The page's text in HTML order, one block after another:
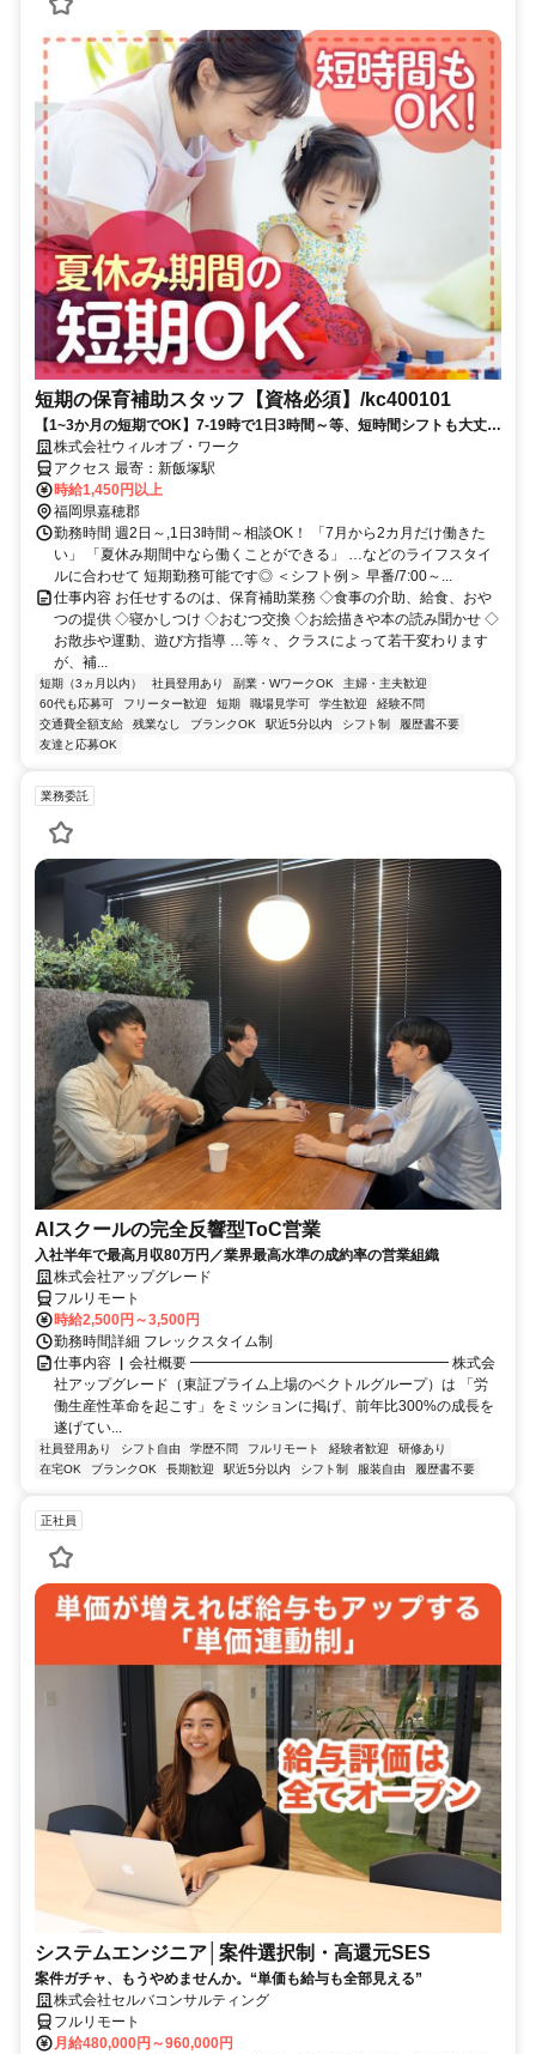
短期の保育補助スタッフ【資格必須】/kc400101
【1~3か月の短期でOK】7-19時で1日3時間～等、短時間シフトも大丈夫
です！【ライフスタイルに合わせて働こう♪】
株式会社ウィルオブ・ワーク
アクセス 最寄：新飯塚駅
時給1,450円以上
福岡県嘉穂郡
勤務時間 週2日～,1日3時間～相談OK！ 「7月から2カ月だけ働きた
い」 「夏休み期間中なら働くことができる」 …などのライフスタイ
ルに合わせて 短期勤務可能です◎ ＜シフト例＞ 早番/7:00～...
仕事内容 お任せするのは、保育補助業務 ◇食事の介助、給食、おや
つの提供 ◇寝かしつけ ◇おむつ交換 ◇お絵描きや本の読み聞かせ ◇
お散歩や運動、遊び方指導 …等々、クラスによって若干変わります
が、補...
短期（3ヵ月以内） 社員登用あり 副業・WワークOK
主婦・主夫歓迎
60代も応募可
フリーター歓迎 短期 職場見学可 学生歓迎
経験不問
交通費全額支給
残業なし ブランクOK 駅近5分以内 シフト制
履歴書不要
友達と応募OK
業務委託
AIスクールの完全反響型ToC営業
入社半年で最高月収80万円／業界最高水準の成約率の営業組織
株式会社アップグレード
フルリモート
時給2,500円～3,500円
勤務時間詳細 フレックスタイム制
仕事内容 ▏会社概要 ━━━━━━━━━━━━━━━━━━ 株式会
社アップグレード（東証プライム上場のベクトルグループ）は 「労
働生産性革命を起こす」をミッションに掲げ、前年比300%の成長を
遂げてい...
社員登用あり シフト自由 学歴不問 フルリモート 経験者歓迎
研修あり
在宅OK
ブランクOK 長期歓迎 駅近5分以内 シフト制 服装自由 履歴書不要
正社員
システムエンジニア│案件選択制・高還元SES
案件ガチャ、もうやめませんか。“単価も給与も全部見える”
株式会社セルバコンサルティング
フルリモート
月給480,000円～960,000円